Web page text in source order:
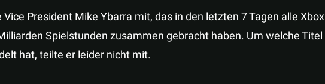
President Mike Ybarra mit, das in den letzten 7 Tagen alle Xbox
Spielstunden zusammen gebracht haben. Um welche Titel
hat, teilte er leider nicht mit.